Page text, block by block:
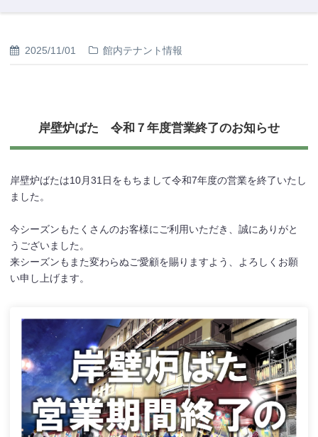
2025/11/01 館内テナント情報
岸壁炉ばた 令和７年度営業終了のお知らせ
岸壁炉ばたは10月31日をもちまして令和7年度の営業を終了いたし
ました。
今シーズンもたくさんのお客様にご利用いただき、誠にありがと
うございました。
来シーズンもまた変わらぬご愛顧を賜りますよう、よろしくお願
い申し上げます。